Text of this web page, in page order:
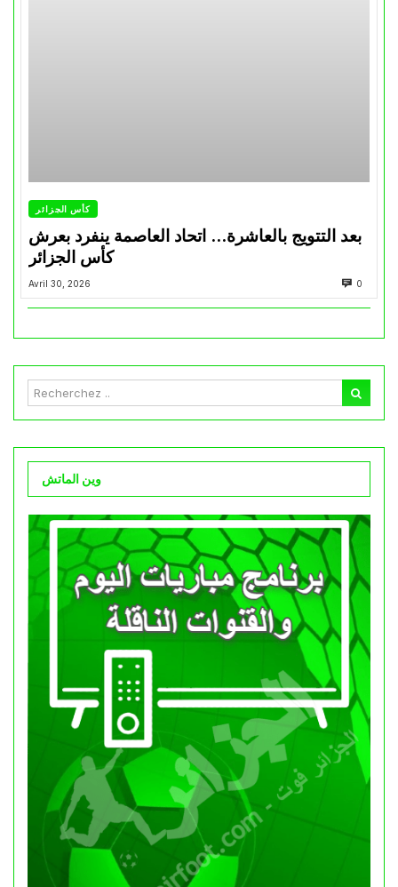
كأس الجزائر
بعد التتويج بالعاشرة… اتحاد العاصمة ينفرد بعرش
كأس الجزائر
Avril 30, 2026 0
وين الماتش